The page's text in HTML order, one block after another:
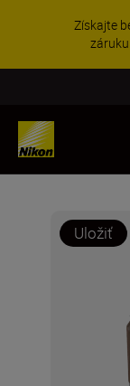
Získajte
Uložiť